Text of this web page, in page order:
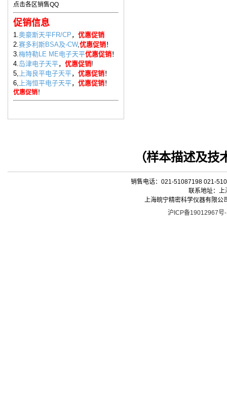
点击各区销售QQ
促销信息
1. 奥豪斯天平FR/CP ， 优惠促销
2. 赛多利斯BSA及-CW, 优惠促销！
3. 梅特勒LE ME电子天平优惠促销！
4. 岛津电子天平， 优惠促销!
5,
上海良平电子天平， 优惠促销！
6,
上海恒平电子天平， 优惠促销！
优惠促销！
（样本描述及技
销售电话：021-51087198 021-
联系地址：
上海皖宁精密科学仪器有限
沪ICP备19012967号